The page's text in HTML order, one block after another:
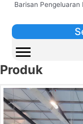
Barisan Pengeluaran
Produk